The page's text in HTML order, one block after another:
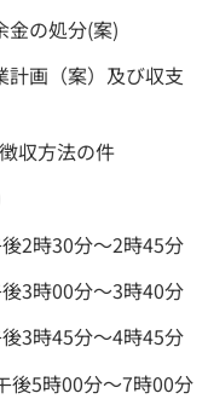
処分(案)
（案）及び収支
方法の件
分～2時45分
分～3時40分
～4時45分
～7時00分